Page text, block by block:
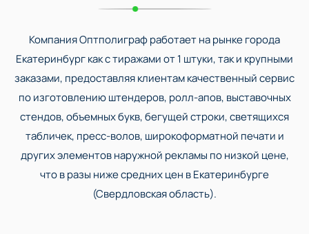
Компания Оптполиграф работает на рынке города
Екатеринбург как с тиражами от 1 штуки, так и крупными
заказами, предоставляя клиентам качественный сервис
по изготовлению штендеров, ролл-апов, выставочных
стендов, объемных букв, бегущей строки, светящихся
табличек, пресс-волов, широкоформатной печати и
других элементов наружной рекламы по низкой цене,
что в разы ниже средних цен в Екатеринбурге
(Свердловская область).